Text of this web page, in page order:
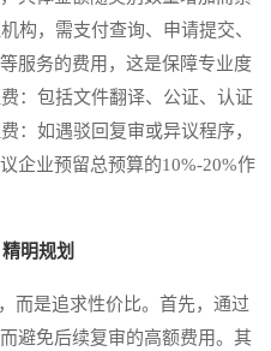
构，需支付查询、申请提交、
服务的费用，这是保障专业度
：包括文件翻译、公证、认证
：如遇驳回复审或异议程序，
企业预留总预算的10%-20%作
明规划
是追求性价比。首先，通过
避免后续复审的高额费用。其